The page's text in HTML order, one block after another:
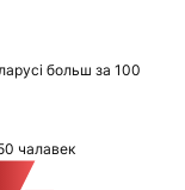
больш за 100
чалавек